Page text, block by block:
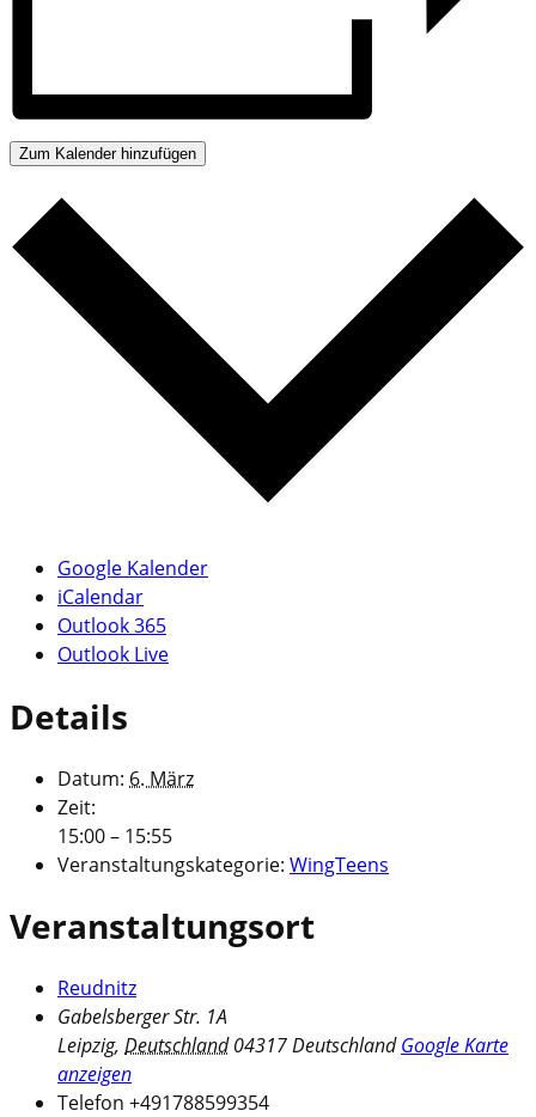
Zum Kalender hinzufügen
Google Kalender
iCalendar
Outlook 365
Outlook Live
Details
Datum: 6. März
Zeit:
15:00 – 15:55
Veranstaltungskategorie: WingTeens
Veranstaltungsort
Reudnitz
Gabelsberger Str. 1A
Leipzig, Deutschland 04317Deutschland Google Karte
anzeigen
Telefon +491788599354